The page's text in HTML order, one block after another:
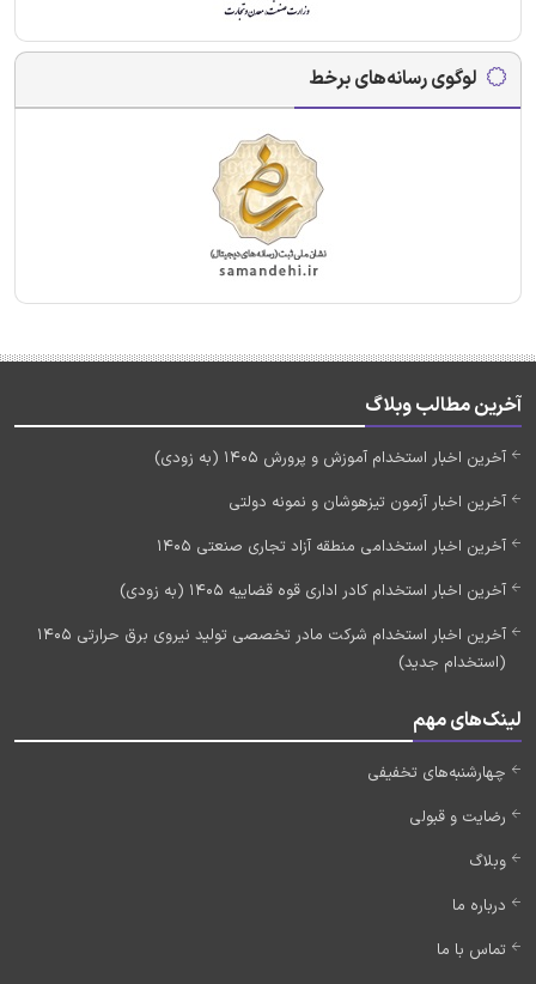
لوگوی رسانه‌های برخط
آخرین مطالب وبلاگ
آخرین اخبار استخدام آموزش و پرورش 1405 (به زودی)
آخرین اخبار آزمون تیزهوشان و نمونه دولتی
آخرین اخبار استخدامی منطقه آزاد تجاری صنعتی 1405
آخرین اخبار استخدام کادر اداری قوه قضاییه 1405 (به زودی)
آخرین اخبار استخدام شرکت مادر تخصصی تولید نیروی برق حرارتی 1405
(استخدام جدید)
لینک‌های مهم
چهارشنبه‌های تخفیفی
رضایت و قبولی
وبلاگ
درباره ما
تماس با ما